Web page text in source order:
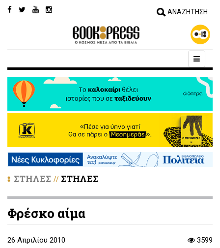
ΣΤΗΛΕΣ // ΣΤΗΛΕΣ
Φρέσκο αίμα
26 Απριλίου 2010 3599